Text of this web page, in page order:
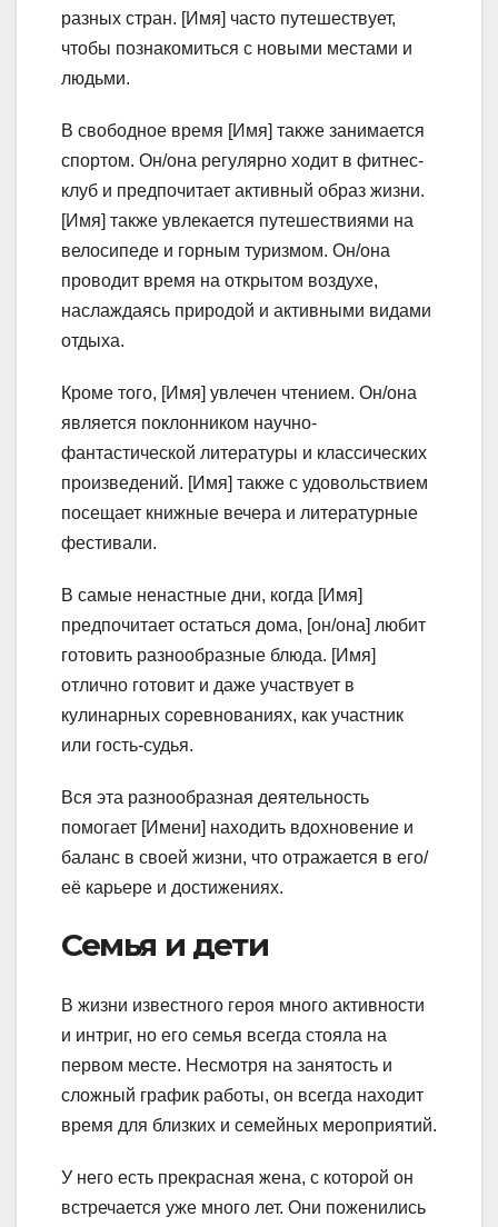
разных стран. [Имя] часто путешествует,
чтобы познакомиться с новыми местами и
людьми.
В свободное время [Имя] также занимается
спортом. Он/она регулярно ходит в фитнес-
клуб и предпочитает активный образ жизни.
[Имя] также увлекается путешествиями на
велосипеде и горным туризмом. Он/она
проводит время на открытом воздухе,
наслаждаясь природой и активными видами
отдыха.
Кроме того, [Имя] увлечен чтением. Он/она
является поклонником научно-
фантастической литературы и классических
произведений. [Имя] также с удовольствием
посещает книжные вечера и литературные
фестивали.
В самые ненастные дни, когда [Имя]
предпочитает остаться дома, [он/она] любит
готовить разнообразные блюда. [Имя]
отлично готовит и даже участвует в
кулинарных соревнованиях, как участник
или гость-судья.
Вся эта разнообразная деятельность
помогает [Имени] находить вдохновение и
баланс в своей жизни, что отражается в его/
её карьере и достижениях.
Семья и дети
В жизни известного героя много активности
и интриг, но его семья всегда стояла на
первом месте. Несмотря на занятость и
сложный график работы, он всегда находит
время для близких и семейных мероприятий.
У него есть прекрасная жена, с которой он
встречается уже много лет. Они поженились